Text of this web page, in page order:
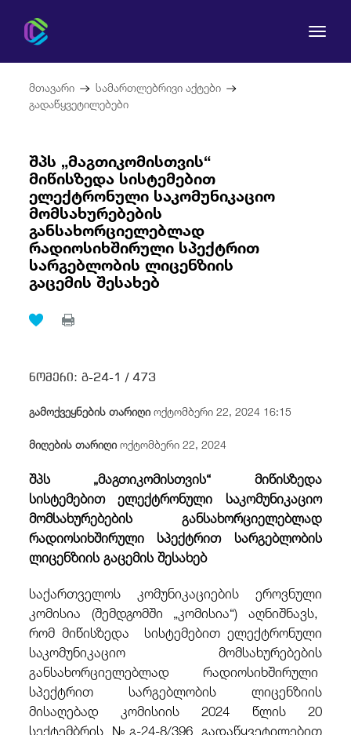
კომისია
მომხმარებლის უფლებები
რეგულირება
სამართლებრივი აქტები
მთავარი სამართლებრივი აქტები
გადაწყვეტილებები
შპს „მაგთიკომისთვის“
მიწისზედა სისტემებით
ელექტრონული საკომუნიკაციო
მომსახურებების
განსახორციელებლად
რადიოსიხშირული სპექტრით
სარგებლობის ლიცენზიის
გაცემის შესახებ
ნომერი: გ-24-1 / 473
გამოქვეყნების თარიღიოქტომბერი 22, 2024 16:15
მიღების თარიღიოქტომბერი 22, 2024
შპს „მაგთიკომისთვის“ მიწისზედა
სისტემებით ელექტრონული საკომუნიკაციო
მომსახურებების განსახორციელებლად
რადიოსიხშირული სპექტრით სარგებლობის
ლიცენზიის გაცემის შესახებ
საქართველოს კომუნიკაციების ეროვნული
კომისია (შემდგომში „კომისია“) აღნიშნავს,
რომ მიწისზედა სისტემებით ელექტრონული
საკომუნიკაციო მომსახურებების
განსახორციელებლად რადიოსიხშირული
სპექტრით სარგებლობის ლიცენზიის
მისაღებად კომისიის 2024 წლის 20
სექტემბრის №გ-24-8/396 გადაწყვეტილებით